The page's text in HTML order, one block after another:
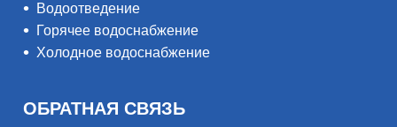
Водоотведение
Горячее водоснабжение
Холодное водоснабжение
ОБРАТНАЯ СВЯЗЬ